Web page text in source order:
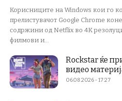
Корисниците на Windows кои го
прелистувачот Google Chrome
содржини од Netflix во 4K
филмови и...
Rockstar ќе
видео
06.08.2026 - 17:27